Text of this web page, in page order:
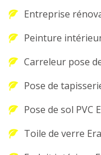
Entreprise
Peinture
Carreleur pose
Pose de
Pose de sol PVC
Toile de verre